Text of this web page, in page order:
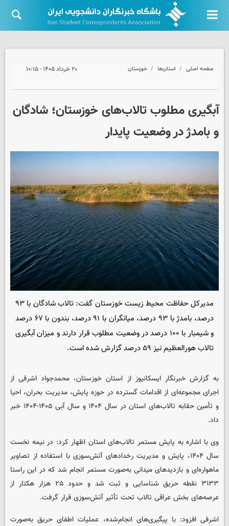
صفحه اصلی استان‌ها خوزستان ۲۰ خرداد ۱۴۰۵ - ۱۰:۱۵
آبگیری مطلوب تالاب‌های خوزستان؛ شادگان
و بامدژ در وضعیت پایدار
مدیرکل حفاظت محیط زیست خوزستان گفت: تالاب شادگان با ۹۳
درصد، بامدژ با ۹۳ درصد، میانگران با ۹۱ درصد، بندون با ۶۷ درصد
و شیمبار با ۱۰۰ درصد در وضعیت مطلوب قرار دارند و میزان آبگیری
تالاب هورالعظیم نیز ۵۹ درصد گزارش شده است.
به گزارش خبرنگار ایسکانیوز از استان خوزستان، محمدجواد اشرفی از
اجرای مجموعه‌ای از اقدامات گسترده در حوزه پایش، مدیریت بحران، احیا
و تأمین حقابه تالاب‌های استان در سال ۱۴۰۴ و سال آبی ۱۴۰۵-۱۴۰۴ خبر
داد.
وی با اشاره به پایش مستمر تالاب‌های استان اظهار کرد: در نیمه نخست
سال ۱۴۰۴، پایش و مدیریت رخدادهای آتش‌سوزی با استفاده از تصاویر
ماهواره‌ای و بازدیدهای میدانی به‌صورت مستمر انجام شد که در این راستا
۳۱۳۳ نقطه حریق شناسایی و ثبت شد و حدود ۲۵ هزار هکتار از
عرصه‌های بخش عراقی تالاب تحت تأثیر آتش‌سوزی قرار گرفت.
اشرفی افزود: با پیگیری‌های انجام‌شده، عملیات اطفای حریق به‌صورت